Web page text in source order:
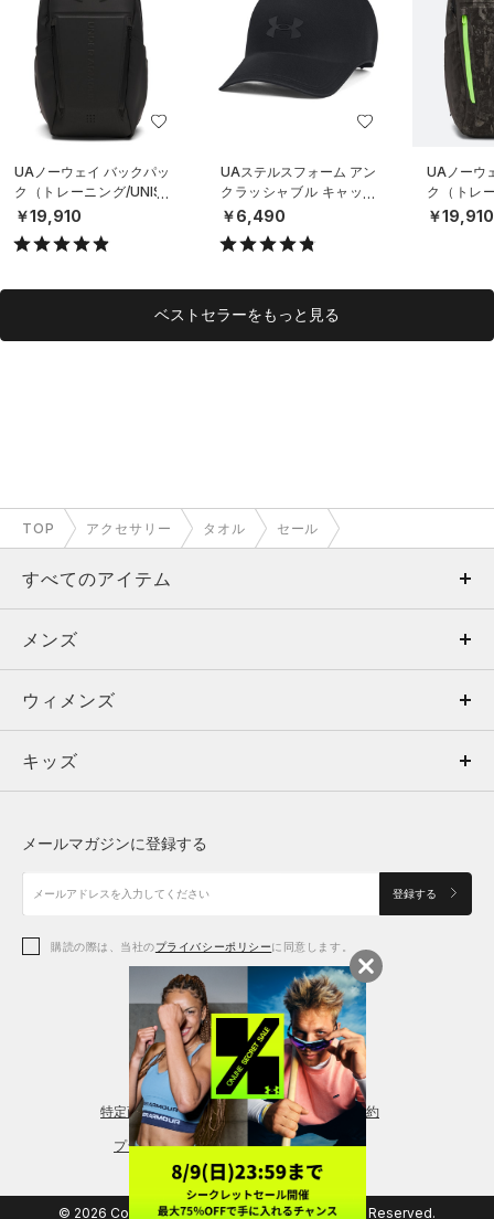
UAノーウェイ バックパッ
ク（トレーニング/UNISE
X）
￥19,910
UAステルスフォーム アン
クラッシャブル キャップ
（ライフスタイル/UNISE
￥6,490
UAノーウ
ク（トレ
X）
￥19,910
ベストセラーをもっと見る
TOP アクセサリー タオル セール
すべてのアイテム
メンズ
ウィメンズ
キッズ
アクセサリー
メンズ
トップス
ボトムス
アクセサリー
ウィメンズ
トップス
シューズ
アクセサリー
レギンス＆タイツ
キッズ
シューズ
メールマガジンに登録する
登録する
購読の際は、当社のプライバシーポリシーに同意します。
特定商取引法に基づく通販の表記 会員規約
プライバシーポリシー
© 2026 Copyright DOME Corporation. All Rights Reserved.